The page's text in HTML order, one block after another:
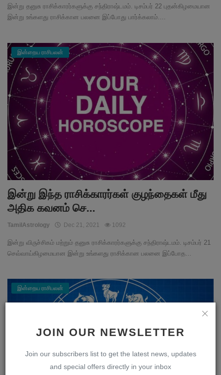
JOIN OUR NEWSLETTER
Join our subscribers list to get the latest news, updates
and special offers directly in your inbox
இன்று தனுசு ராசிக்காரர்களுக்கு சந்திராஷ்டமம். டிசம்பர் 22 புதன்கிழமையான
இன்று உங்களது ராசிக்கான பலனை இப்போது பார்க்கலாம்....
இன்றைய ராசிபலன்
இன்று இந்த ராசிக்காரர்கள் குழந்தைகள் மீது
அதிக கவனம் செ...
TamilAstrology Dec 21, 2021 1092
இன்று விருச்சிகம் மற்றும் தனுசு ராசிக்காரர்களுக்கு சந்திராஷ்டமம். டிசம்பர் 21
செவ்வாய்கிழமையான இன்று உங்களது ராசிக்கான பலனை இப்போத...
இன்றைய ராசிபலன்